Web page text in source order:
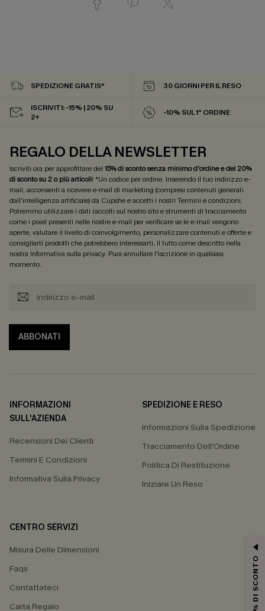
SPEDIZIONE GRATIS* 30 GIORNI PER IL RESO
ISCRIVITI: -15% | 20% SU
2+
-10% SUL 1° ORDINE
REGALO DELLA NEWSLETTER
Iscriviti ora per approfittare del 15% di sconto senza minimo d'ordine e del 20%
di sconto su 2 o più articoli! *Un codice per ordine. Inserendo il tuo indirizzo e-
mail, acconsenti a ricevere e-mail di marketing (compresi contenuti generati
dall'intelligenza artificiale) da Cupshe e accetti i nostri Termini e condizioni.
Potremmo utilizzare i dati raccolti sul nostro sito e strumenti di tracciamento
come i pixel presenti nelle nostre e-mail per verificare se le e-mail vengono
aperte, valutare il livello di coinvolgimento, personalizzare contenuti e offerte e
consigliarti prodotti che potrebbero interessarti, il tutto come descritto nella
nostra Informativa sulla privacy. Puoi annullare l'iscrizione in qualsiasi
momento.
ABBONATI
INFORMAZIONI
SULL'AZIENDA
Recensioni Dei Clienti
Termini E Condizioni
Informativa Sulla Privacy
SPEDIZIONE E RESO
Informazioni Sulla Spedizione
Tracciamento Dell'Ordine
Politica Di Restituzione
Iniziare Un Reso
CENTRO SERVIZI
Misura Delle Dimensioni
Faqs
Contattateci
Carta Regalo
15% DI SCONTO